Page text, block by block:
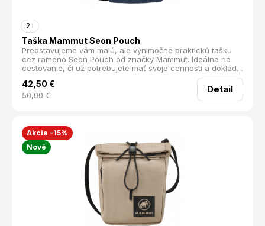
2 l
Taška Mammut Seon Pouch
Predstavujeme vám malú, ale výnimočne praktickú tašku
cez rameno Seon Pouch od značky Mammut. Ideálna na
cestovanie, či už potrebujete mať svoje cennosti a doklady
vždy po ruke. Táto taška je navrhnutá tak, aby vám
poskytla maximálnu ochranu a pohodlie.
42,50 €
50,00€
Detail
Akcia -15%
Nové